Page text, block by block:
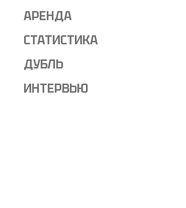
АРЕНДА
СТАТИСТИКА
ДУБЛЬ
ИНТЕРВЬЮ